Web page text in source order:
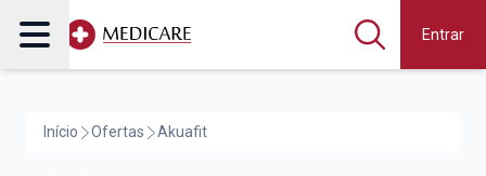
Entrar
Início Ofertas Akuafit